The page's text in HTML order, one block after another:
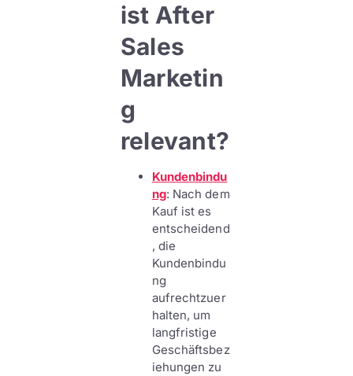
ist After
Sales
Marketin
g
relevant?
Kundenbindu
ng: Nach dem
Kauf ist es
entscheidend
, die
Kundenbindu
ng
aufrechtzuer
halten, um
langfristige
Geschäftsbez
iehungen zu